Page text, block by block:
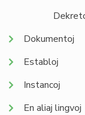
Dokumentoj
Establoj
Instancoj
En aliaj lingvoj